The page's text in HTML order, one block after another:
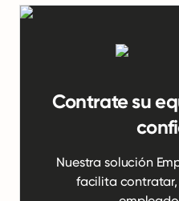
Contrate su
Nuestra solución
facilita